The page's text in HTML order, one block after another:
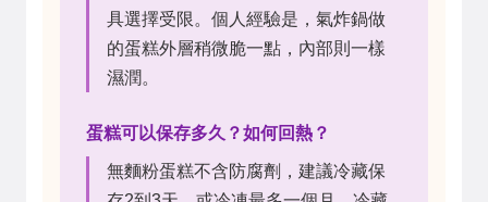
具選擇受限。個人經驗是，氣炸鍋做
的蛋糕外層稍微脆一點，內部則一樣
濕潤。
蛋糕可以保存多久？如何回熱？
無麵粉蛋糕不含防腐劑，建議冷藏保